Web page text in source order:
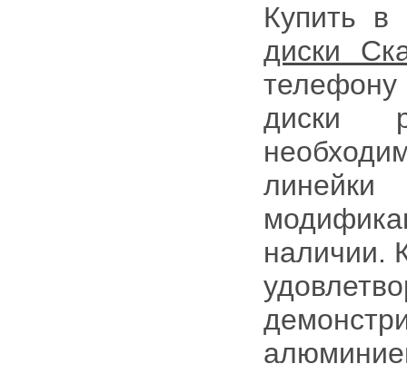
Купить в
диски
диски
наличии.